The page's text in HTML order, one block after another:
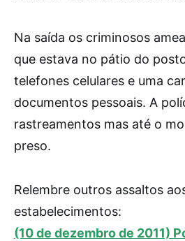
Na saída os criminosos
que estava no pátio do
telefones celulares e uma
documentos pessoais. A
rastreamentos mas até o
preso.
Relembre outros assaltos
estabelecimentos:
(10 de dezembro de 2011)